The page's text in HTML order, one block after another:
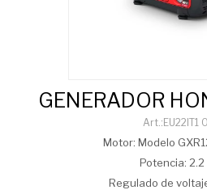
GENERADOR
EU22IT1
Motor: Modelo
Potencia: 2.2
Regulado de